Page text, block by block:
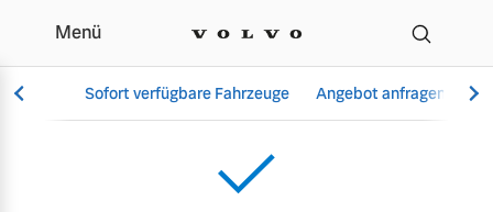
Danke Probefahrt
Menü
Sofort verfügbare Fahrzeuge Angebot anfragen